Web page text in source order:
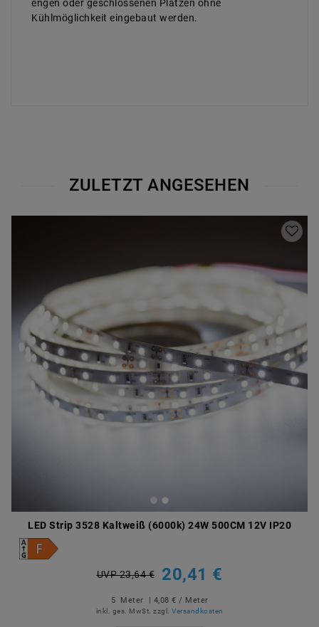
engen oder geschlossenen Plätzen ohne
Kühlmöglichkeit eingebaut werden.
ZULETZT ANGESEHEN
LED Strip 3528 Kaltweiß (6000k) 24W 500CM 12V IP20
UVP 23,64 € 20,41 €
5 Meter | 4,08 € / Meter
inkl. ges. MwSt. zzgl. Versandkosten